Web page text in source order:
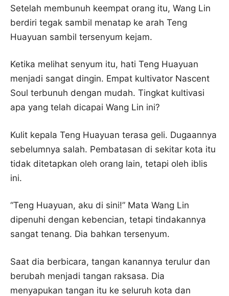
Setelah membunuh keempat orang itu, Wang Lin
berdiri tegak sambil menatap ke arah Teng
Huayuan sambil tersenyum kejam.
Ketika melihat senyum itu, hati Teng Huayuan
menjadi sangat dingin. Empat kultivator Nascent
Soul terbunuh dengan mudah. ​​Tingkat kultivasi
apa yang telah dicapai Wang Lin ini?
Kulit kepala Teng Huayuan terasa geli. Dugaannya
sebelumnya salah. Pembatasan di sekitar kota itu
tidak ditetapkan oleh orang lain, tetapi oleh iblis
ini.
“Teng Huayuan, aku di sini!” Mata Wang Lin
dipenuhi dengan kebencian, tetapi tindakannya
sangat tenang. Dia bahkan tersenyum.
Saat dia berbicara, tangan kanannya terulur dan
berubah menjadi tangan raksasa. Dia
menyapukan tangan itu ke seluruh kota dan